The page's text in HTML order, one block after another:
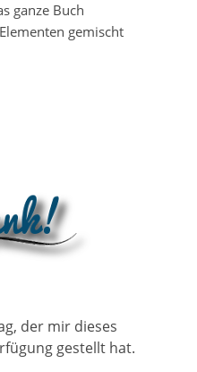
ganze Buch
gemischt
der mir dieses
gestellt hat.